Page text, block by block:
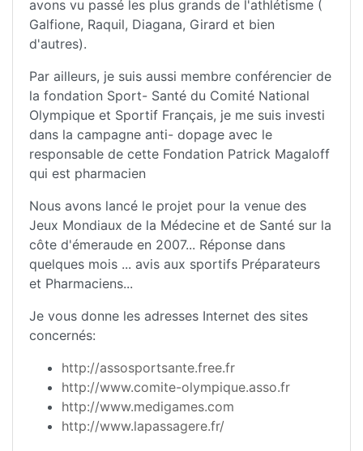
avons vu passé les plus grands de l'athlétisme (
Galfione, Raquil, Diagana, Girard et bien
d'autres).
Par ailleurs, je suis aussi membre conférencier de
la fondation Sport- Santé du Comité National
Olympique et Sportif Français, je me suis investi
dans la campagne anti- dopage avec le
responsable de cette Fondation Patrick Magaloff
qui est pharmacien
Nous avons lancé le projet pour la venue des
Jeux Mondiaux de la Médecine et de Santé sur la
côte d'émeraude en 2007... Réponse dans
quelques mois ... avis aux sportifs Préparateurs
et Pharmaciens...
Je vous donne les adresses Internet des sites
concernés:
http://assosportsante.free.fr
http://www.comite-olympique.asso.fr
http://www.medigames.com
http://www.lapassagere.fr/